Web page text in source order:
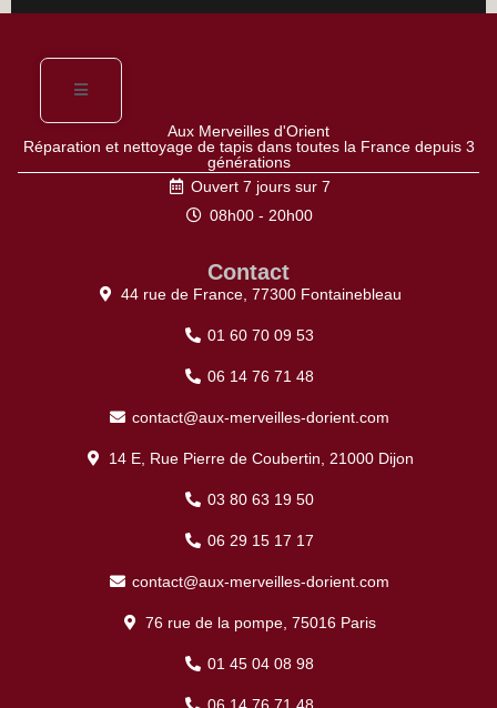
Aux Merveilles d'Orient
Réparation et nettoyage de tapis dans toutes la France depuis 3
générations
Ouvert 7 jours sur 7
08h00 - 20h00
Contact
44 rue de France, 77300 Fontainebleau
01 60 70 09 53
06 14 76 71 48
contact@aux-merveilles-dorient.com
14 E, Rue Pierre de Coubertin, 21000 Dijon
03 80 63 19 50
06 29 15 17 17
contact@aux-merveilles-dorient.com
76 rue de la pompe, 75016 Paris
01 45 04 08 98
06 14 76 71 48